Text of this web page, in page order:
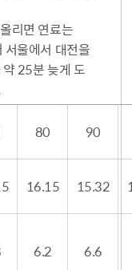
리면 연료는
울에서 대전을
25분 늦게 도
80 90
16.15 15.32
6.2 6.6